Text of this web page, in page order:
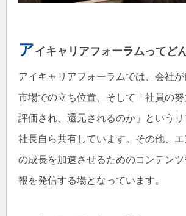
アイキャリアフォーラムってど
アイキャリアフォーラムでは、会社
市場での立ち位置、そして「社員の
評価され、還元されるのか」というリ
社長自ら共有しています。その他、
の成長を加速させるためのコンテン
報を発信する場となっています。